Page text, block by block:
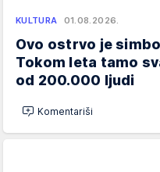
KULTURA 01.08.2026.
Ovo ostrvo je
Tokom leta tamo
od 200.000 ljudi
Komentariši